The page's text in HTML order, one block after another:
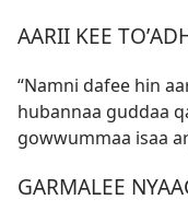
AARII KEE
“Namni dafee hin
hubannaa guddaa
gowwummaa isaa
GARMALEE